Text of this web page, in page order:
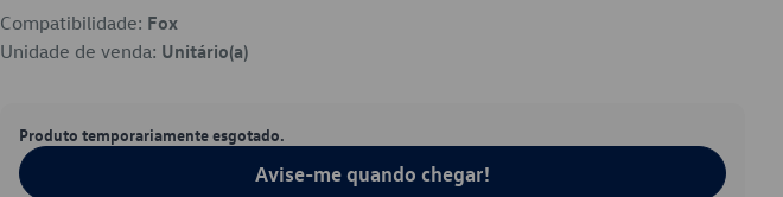
Compatibilidade: Fox
Unidade de venda: Unitário(a)
Produto temporariamente esgotado.
Avise-me quando chegar!